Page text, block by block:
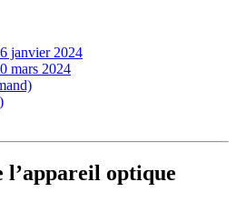
janvier 2024
mars 2024
l’appareil optique